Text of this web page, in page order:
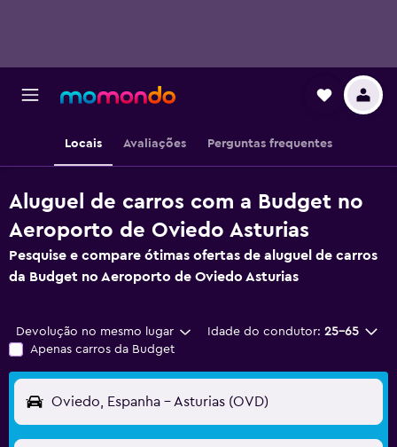
Locais Avaliações Perguntas frequentes
Aluguel de carros com a Budget no
Aeroporto de Oviedo Asturias
Pesquise e compare ótimas ofertas de aluguel de carros
da Budget no Aeroporto de Oviedo Asturias
Devolução no mesmo lugar Idade do condutor: 25-65
Apenas carros da Budget
Oviedo, Espanha - Asturias (OVD)